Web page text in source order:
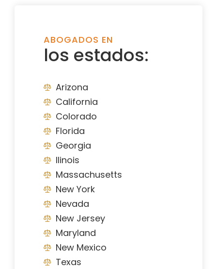
ABOGADOS EN
los estados:
Arizona
California
Colorado
Florida
Georgia
Ilinois
Massachusetts
New York
Nevada
New Jersey
Maryland
New Mexico
Texas